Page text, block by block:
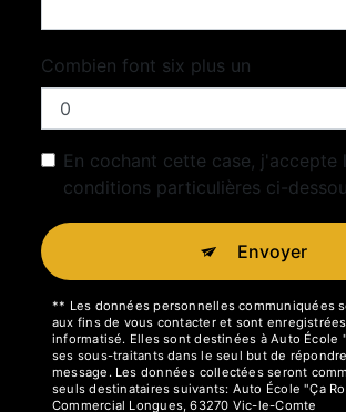
Combien font six plus un
En cochant cette case, j'accepte
conditions particulières ci-
Envoyer
** Les données personnelles communiquées
aux fins de vous contacter et sont
informatisé. Elles sont destinées à Auto École
ses sous-traitants dans le seul but de
message. Les données collectées seront
seuls destinataires suivants: Auto École "Ça
Commercial Longues, 63270 Vic-le-Comte